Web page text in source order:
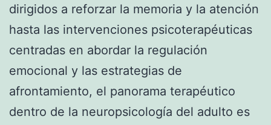
dirigidos a reforzar la memoria y la atención
hasta las intervenciones psicoterapéuticas
centradas en abordar la regulación
emocional y las estrategias de
afrontamiento, el panorama terapéutico
dentro de la neuropsicología del adulto es